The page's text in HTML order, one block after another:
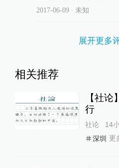
2017-06-09∙ 未知
展开更多
相关推荐
【社
行
社论
14
深圳 更